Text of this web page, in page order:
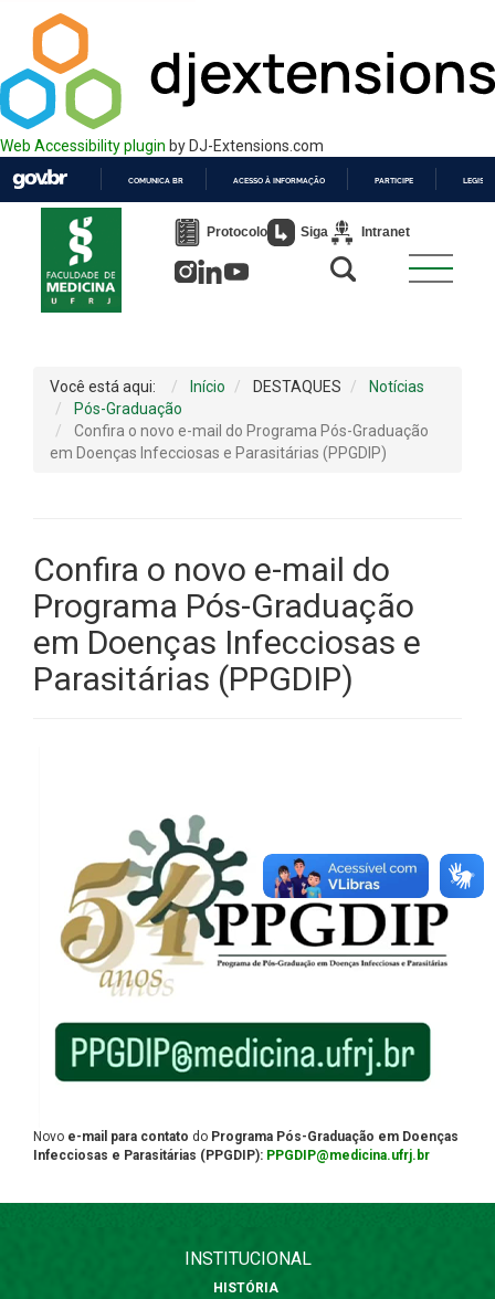
Web Accessibility plugin by DJ-Extensions.com
PARA
COMUNICA BR ACESSO À INFORMAÇÃO PARTICIPE
Protocolo Siga Intranet
Você está aqui: Início DESTAQUES
Notícias
Pós-Graduação
Confira o novo e-mail do Programa Pós-Graduação
em Doenças Infecciosas e Parasitárias (PPGDIP)
Confira o novo e-mail do
Programa Pós-Graduação
em Doenças Infecciosas e
Parasitárias (PPGDIP)
Novo e-mail para contato do Programa Pós-Graduação em Doenças
Infecciosas e Parasitárias (PPGDIP): PPGDIP@medicina.ufrj.br
INSTITUCIONAL
HISTÓRIA